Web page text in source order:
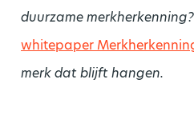
duurzame merkherkenning?
whitepaper
merk dat blijft hangen.